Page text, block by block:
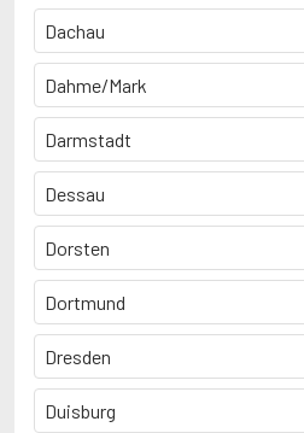
Dachau
Dahme/Mark
Darmstadt
Dessau
Dorsten
Dortmund
Dresden
Duisburg